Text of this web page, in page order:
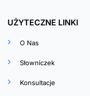
UŻYTECZNE LINKI
O Nas
Słowniczek
Konsultacje